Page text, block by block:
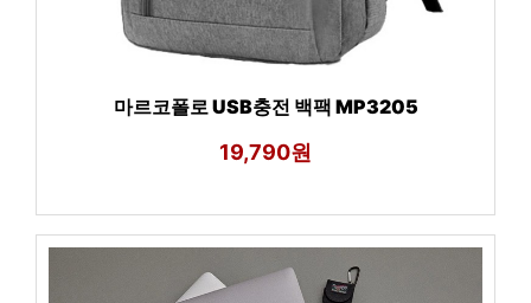
마르코폴로 USB충전 백팩 MP3205
19,790원